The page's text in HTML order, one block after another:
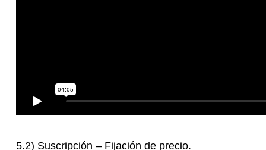
5.2) Suscripción – Fijación de precio.